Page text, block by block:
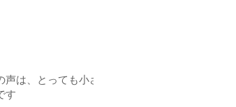
声は、とっても小さ
す